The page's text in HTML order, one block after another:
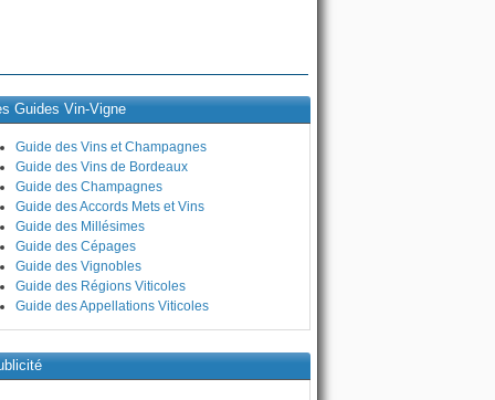
Guides Vin-Vigne
Guide des Vins et Champagnes
Guide des Vins de Bordeaux
Guide des Champagnes
Guide des Accords Mets et Vins
Guide des Millésimes
Guide des Cépages
Guide des Vignobles
Guide des Régions Viticoles
Guide des Appellations Viticoles